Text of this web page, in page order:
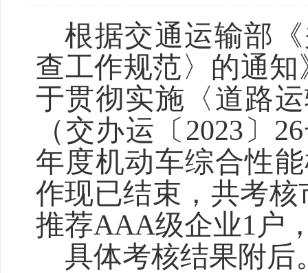
根据交通运输部
查工作规范〉的通
于贯彻实施〈道路
（交办运〔2023〕
年度机动车综合性
作现已结束，共考
推荐AAA级企业1户
具体考核结果附后